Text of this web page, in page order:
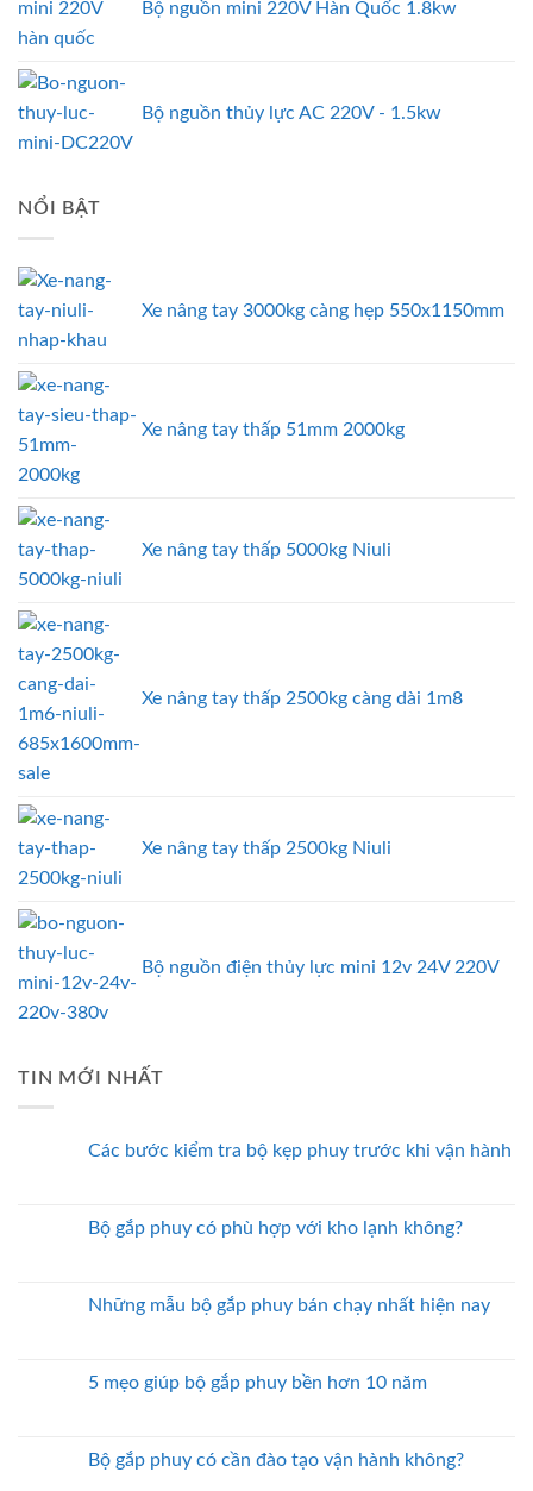
Bộ nguồn mini 220V Hàn Quốc 1.8kw
Bộ nguồn thủy lực AC 220V - 1.5kw
NỔI BẬT
Xe nâng tay 3000kg càng hẹp 550x1150mm
Xe nâng tay thấp 51mm 2000kg
Xe nâng tay thấp 5000kg Niuli
Xe nâng tay thấp 2500kg càng dài 1m8
Xe nâng tay thấp 2500kg Niuli
Bộ nguồn điện thủy lực mini 12v 24V 220V
TIN MỚI NHẤT
Các bước kiểm tra bộ kẹp phuy trước khi vận hành
Bộ gắp phuy có phù hợp với kho lạnh không?
Những mẫu bộ gắp phuy bán chạy nhất hiện nay
5 mẹo giúp bộ gắp phuy bền hơn 10 năm
Bộ gắp phuy có cần đào tạo vận hành không?